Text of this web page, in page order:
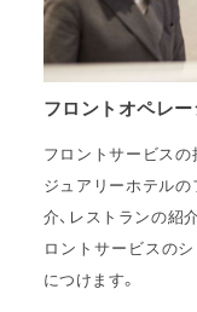
フロントオペレ
フロントサービスの
ジュアリーホテルの
介、レストランの紹
ロントサービスの
につけます。